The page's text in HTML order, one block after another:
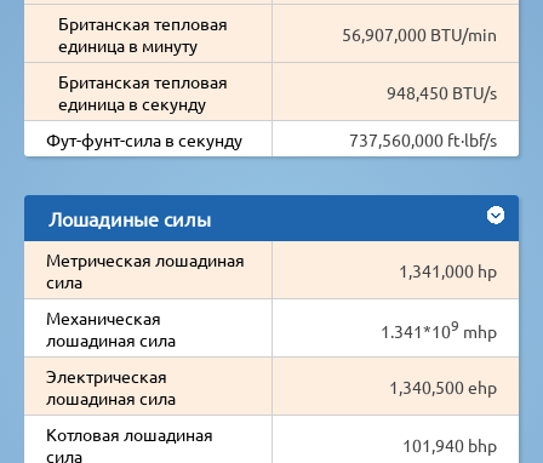
Британская тепловая
единица в минуту
56,907,000 BTU/min
Британская тепловая
единица в секунду
948,450 BTU/s
Фут-фунт-сила в секунду 737,560,000 ft·lbf/s
Лошадиные силы
Метрическая лошадиная
сила
1,341,000 hp
Механическая
лошадиная сила
1.341*109 mhp
Электрическая
лошадиная сила
1,340,500 ehp
Котловая лошадиная
сила
101,940 bhp